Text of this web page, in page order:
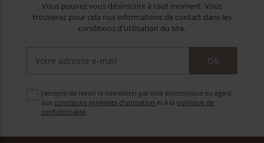
Vous pouvez vous désinscrire à tout moment. Vous
trouverez pour cela nos informations de contact dans les
conditions d'utilisation du site.
OK
J'accepte de revoir la newsletter par voie électronique eu égard
aux conditions générales d'utilisation et à la politique de
confidentialité.